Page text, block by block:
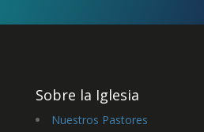
Sobre la Iglesia
Nuestros Pastores